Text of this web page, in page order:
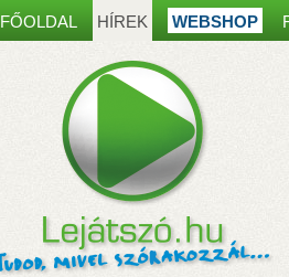
FŐOLDAL HÍREK WEBSHOP